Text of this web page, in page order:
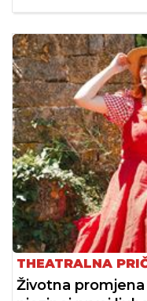
THEATRALNA
Životna